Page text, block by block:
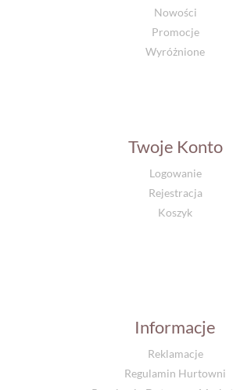
Nowości
Promocje
Wyróżnione
Twoje Konto
Logowanie
Rejestracja
Koszyk
Informacje
Reklamacje
Regulamin Hurtowni